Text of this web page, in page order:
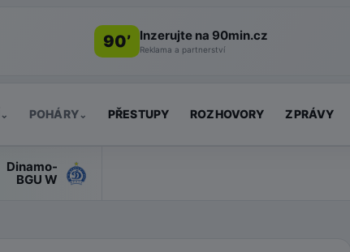
90’ Inzerujte na 90min.cz
Reklama a partnerství
⌄ POHÁRY⌄ PŘESTUPY ROZHOVORY ZPRÁVY
Dinamo-
BGU W